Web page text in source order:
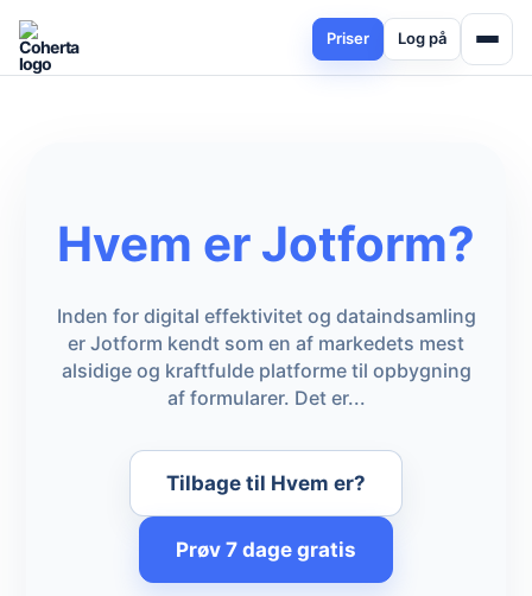
Priser Log på
Hvem er Jotform?
Inden for digital effektivitet og dataindsamling
er Jotform kendt som en af markedets mest
alsidige og kraftfulde platforme til opbygning
af formularer. Det er...
Tilbage til Hvem er?
Prøv 7 dage gratis